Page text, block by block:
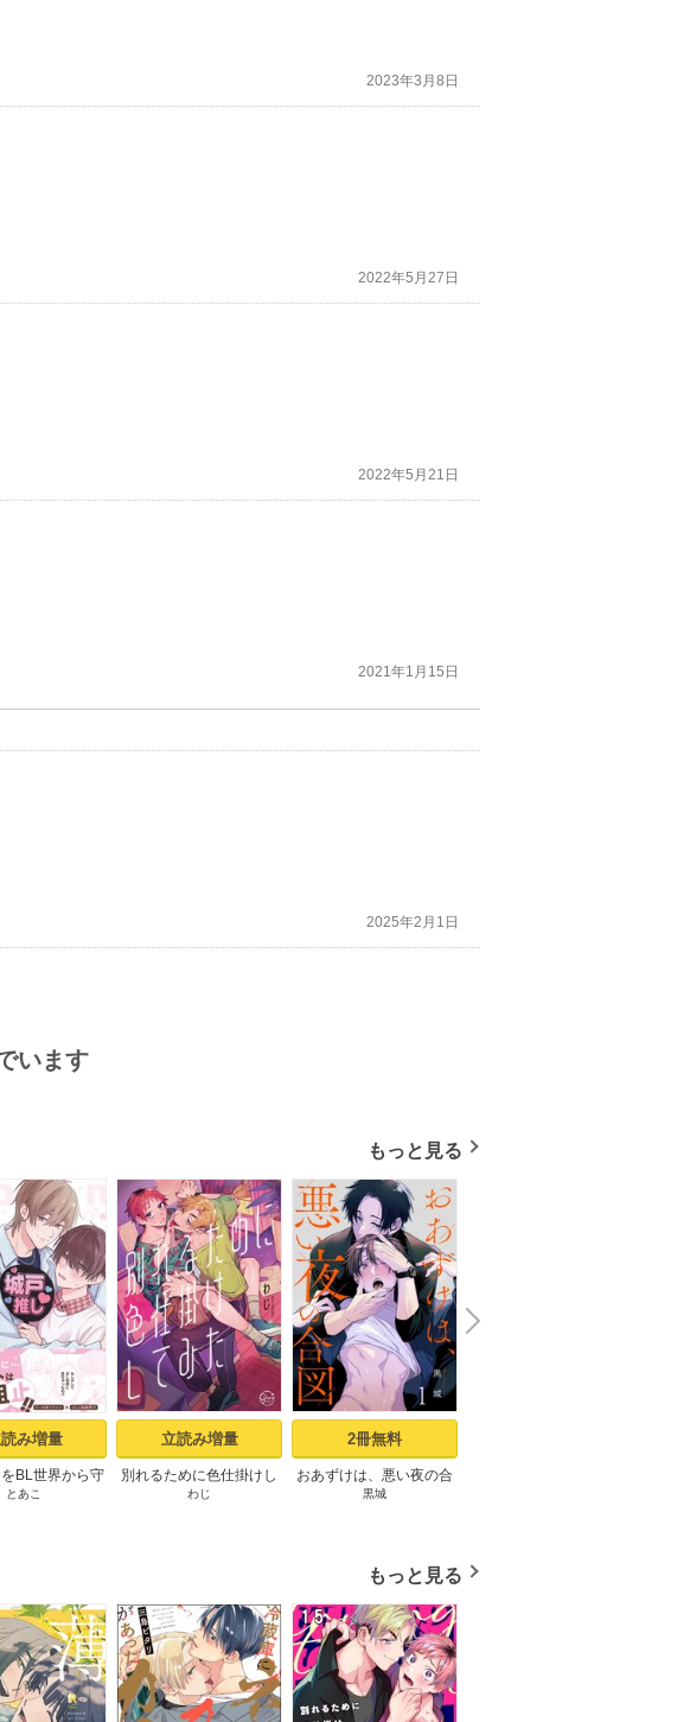
す。
るはずです。煌めく陽光の下では人工的な脚色を帯びた一切は
読みましょう‼️。 島の名前は出てきませんがおそらくタヒチ辺
す。初見の方を引き込むという点においてこの表紙絵は損をし
美しさを見いだします。
～～✨
きで作者様が「ふたりのこれから、それはまた別の機会に…」と
ニの写真集もイラスト集として出して欲しいです❗ 是非是非‼
2023年3月8日
2022年5月27日
2022年5月21日
2021年1月15日
2025年2月1日
います
もっと見る
み増量
BL世界から守
シーモア限定特
とあこ
立読み増量
別れるために色仕掛けし
てみた1【コミックシーモ
わじ
2冊無料
おあずけは、悪い夜の合
図（1）
黒城
N
e
x
t
もっと見る